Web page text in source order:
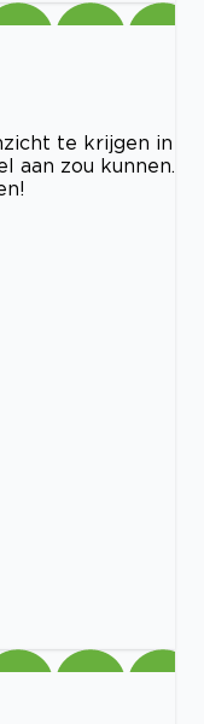
te krijgen in
aan zou kunnen.